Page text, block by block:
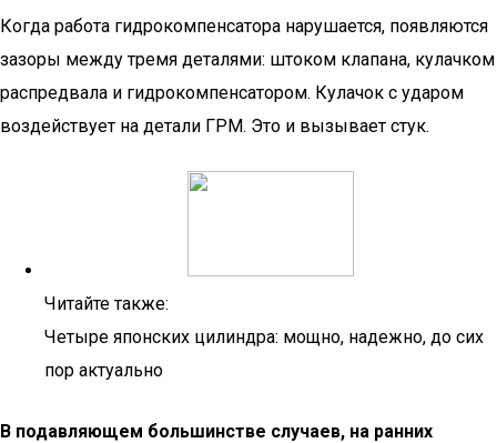
Когда работа гидрокомпенсатора нарушается, появляются
зазоры между тремя деталями: штоком клапана, кулачком
распредвала и гидрокомпенсатором. Кулачок с ударом
воздействует на детали ГРМ. Это и вызывает стук.
Читайте также:
Четыре японских цилиндра: мощно, надежно, до сих
пор актуально
В подавляющем большинстве случаев, на ранних